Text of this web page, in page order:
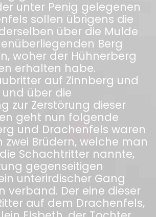
unter Penig gelegenen
sollen übrigens die
über die Mulde
Berg
woher der Hühnerberg
erhalten habe.
auf Zinnberg und
über die
zur Zerstörung dieser
geht nun folgende
und Drachenfels waren
zwei Brüdern, welche man
Schachtritter nannte,
gegenseitigen
unterirdischer Gang
verband. Der eine dieser
auf dem Drachenfels,